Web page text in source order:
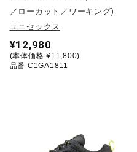
／ローカット／ワーキング)
ユニセックス
¥12,980
(本体価格 ¥11,800)
品番 C1GA1811